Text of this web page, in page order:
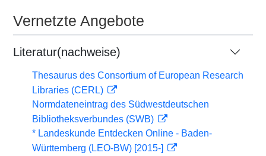
Vernetzte Angebote
Literatur(nachweise)
Thesaurus des Consortium of European Research
Libraries (CERL)
Normdateneintrag des Südwestdeutschen
Bibliotheksverbundes (SWB)
* Landeskunde Entdecken Online - Baden-
Württemberg (LEO-BW) [2015-]